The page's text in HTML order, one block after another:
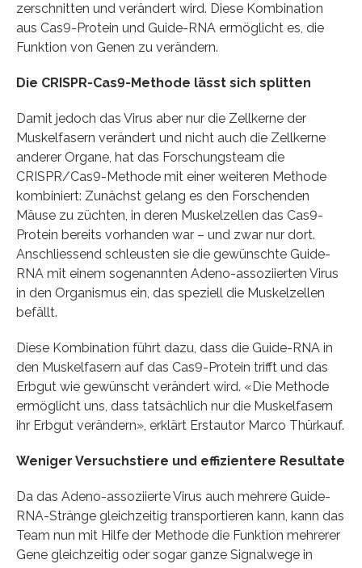
zerschnitten und verändert wird. Diese Kombination
aus Cas9-Protein und Guide-RNA ermöglicht es, die
Funktion von Genen zu verändern.
Die CRISPR-Cas9-Methode lässt sich splitten
Damit jedoch das Virus aber nur die Zellkerne der
Muskelfasern verändert und nicht auch die Zellkerne
anderer Organe, hat das Forschungsteam die
CRISPR/Cas9-Methode mit einer weiteren Methode
kombiniert: Zunächst gelang es den Forschenden
Mäuse zu züchten, in deren Muskelzellen das Cas9-
Protein bereits vorhanden war – und zwar nur dort.
Anschliessend schleusten sie die gewünschte Guide-
RNA mit einem sogenannten Adeno-assoziierten Virus
in den Organismus ein, das speziell die Muskelzellen
befällt.
Diese Kombination führt dazu, dass die Guide-RNA in
den Muskelfasern auf das Cas9-Protein trifft und das
Erbgut wie gewünscht verändert wird. «Die Methode
ermöglicht uns, dass tatsächlich nur die Muskelfasern
ihr Erbgut verändern», erklärt Erstautor Marco Thürkauf.
Weniger Versuchstiere und effizientere Resultate
Da das Adeno-assoziierte Virus auch mehrere Guide-
RNA-Stränge gleichzeitig transportieren kann, kann das
Team nun mit Hilfe der Methode die Funktion mehrerer
Gene gleichzeitig oder sogar ganze Signalwege in